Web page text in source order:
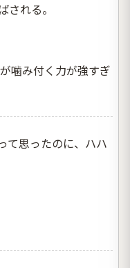
される。
噛み付く力が強すぎ
て思ったのに、ハハ